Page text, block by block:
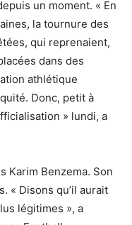
un moment. « En
la tournure des
qui reprenaient,
dans des
athlétique
Donc, petit à
» lundi, a
Karim Benzema. Son
« Disons qu’il aurait
légitimes », a